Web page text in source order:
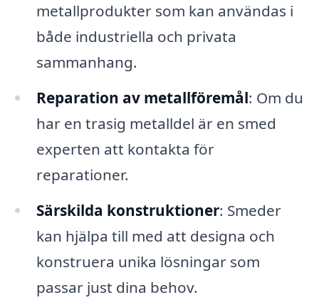
metallprodukter som kan användas i
både industriella och privata
sammanhang.
Reparation av metallföremål: Om du
har en trasig metalldel är en smed
experten att kontakta för
reparationer.
Särskilda konstruktioner: Smeder
kan hjälpa till med att designa och
konstruera unika lösningar som
passar just dina behov.